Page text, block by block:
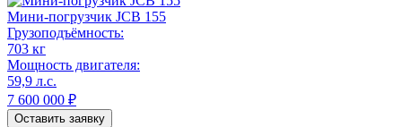
Мини-погрузчик JCB 155
Грузоподъёмность:
703 кг
Мощность двигателя:
59,9 л.с.
7 600 000 ₽
Оставить заявку